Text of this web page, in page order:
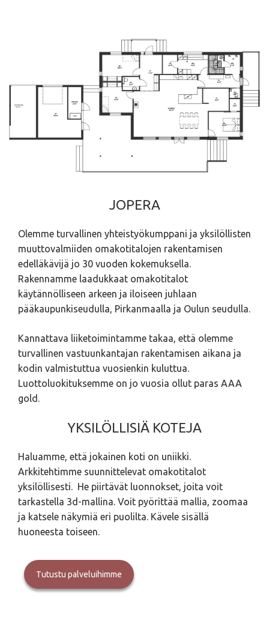
JOPERA
Olemme turvallinen yhteistyökumppani ja yksilöllisten
muuttovalmiiden omakotitalojen rakentamisen
edelläkävijä jo 30 vuoden kokemuksella.
Rakennamme laadukkaat omakotitalot
käytännölliseen arkeen ja iloiseen juhlaan
pääkaupunkiseudulla, Pirkanmaalla ja Oulun seudulla.
Kannattava liiketoimintamme takaa, että olemme
turvallinen vastuunkantajan rakentamisen aikana ja
kodin valmistuttua vuosienkin kuluttua.
Luottoluokituksemme on jo vuosia ollut paras AAA
gold.
YKSILÖLLISIÄ KOTEJA
Haluamme, että jokainen koti on uniikki.
Arkkitehtimme suunnittelevat omakotitalot
yksilöllisesti. He piirtävät luonnokset, joita voit
tarkastella 3d-mallina. Voit pyörittää mallia, zoomaa
ja katsele näkymiä eri puolilta. Kävele sisällä
huoneesta toiseen.
Tutustu palveluihimme